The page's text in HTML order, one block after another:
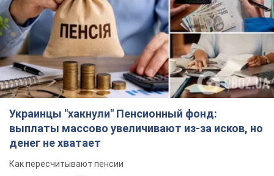
выплаты массово увеличивают из-за исков, но
денег не хватает
Как пересчитывают пенсии
4 часа назад 90,1 т.
ВАКС избрал меру пресечения экс-послу
Украины в США Стефанишиной: что известно о
деле
Суд не полностью удовлетворил ходатайство прокуратуры
40 минут назад 2,9 т.